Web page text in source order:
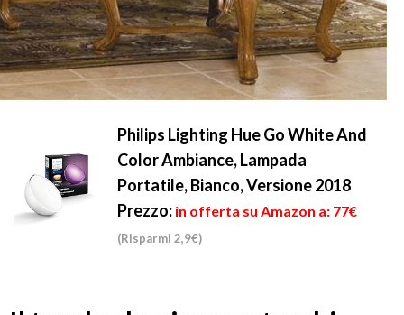
Philips Lighting Hue Go White And
Color Ambiance, Lampada
Portatile, Bianco, Versione 2018
Prezzo: in offerta su Amazon a: 77€
(Risparmi 2,9€)